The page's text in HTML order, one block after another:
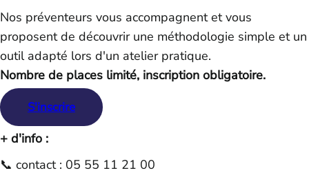
Nos préventeurs vous accompagnent et vous
proposent de découvrir une méthodologie simple et un
outil adapté lors d'un atelier pratique.
Nombre de places limité, inscription obligatoire.
S'inscrire
+ d'info :
📞 contact : 05 55 11 21 00